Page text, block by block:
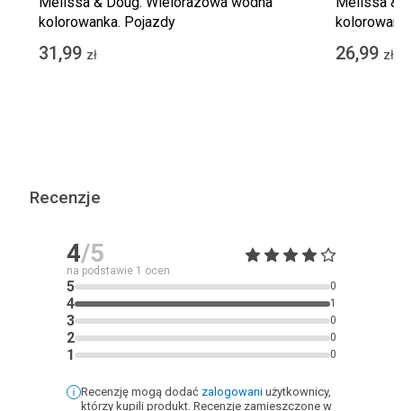
kolorowanka. Pojazdy
31,99 zł 26,99 zł
Recenzje
4/5
na podstawie 1 ocen
5 0
4 1
3 0
2 0
1 0
Recenzję mogą dodać zalogowani użytkownicy,
którzy kupili produkt. Recenzje zamieszczone w